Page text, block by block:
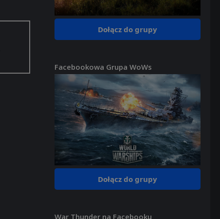
Dołącz do grupy
Facebookowa Grupa WoWs
Dołącz do grupy
War Thunder na Facebooku